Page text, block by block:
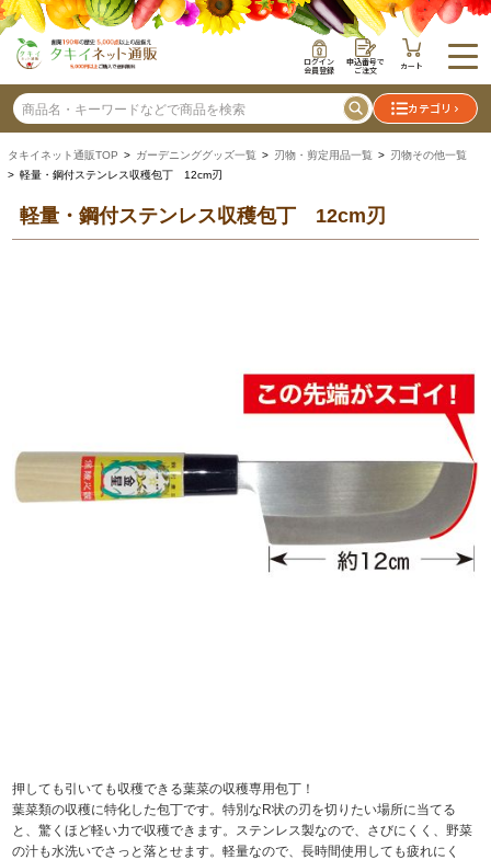
ログイン
会員登録
申込番号で
ご注文 カート
カテゴリ
タキイネット通販TOP > ガーデニンググッズ一覧 > 刃物・剪定用品一覧 > 刃物その他一覧
> 軽量・鋼付ステンレス収穫包丁 12cm刃
軽量・鋼付ステンレス収穫包丁 12cm刃
押しても引いても収穫できる葉菜の収穫専用包丁！
葉菜類の収穫に特化した包丁です。特別なR状の刃を切りたい場所に当てる
と、驚くほど軽い力で収穫できます。ステンレス製なので、さびにくく、野菜
の汁も水洗いでさっと落とせます。軽量なので、長時間使用しても疲れにく